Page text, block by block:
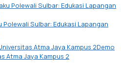
Polewali Sulbar: Edukasi Lapangan
Demo
Atma Jaya Kampus 2